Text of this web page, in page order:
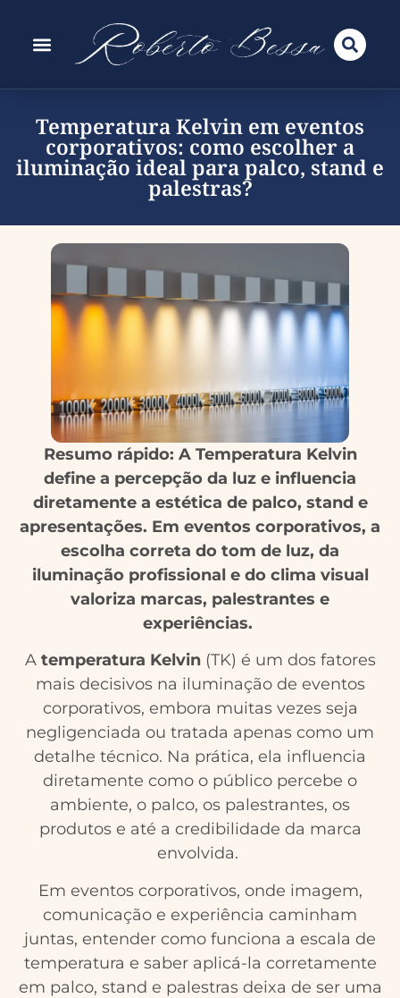
Temperatura Kelvin em eventos
corporativos: como escolher a
iluminação ideal para palco, stand e
palestras?
Resumo rápido: A Temperatura Kelvin
define a percepção da luz e influencia
diretamente a estética de palco, stand e
apresentações. Em eventos corporativos, a
escolha correta do tom de luz, da
iluminação profissional e do clima visual
valoriza marcas, palestrantes e
experiências.
A temperatura Kelvin(TK) é um dos fatores
mais decisivos na iluminação de eventos
corporativos, embora muitas vezes seja
negligenciada ou tratada apenas como um
detalhe técnico. Na prática, ela influencia
diretamente como o público percebe o
ambiente, o palco, os palestrantes, os
produtos e até a credibilidade da marca
envolvida.
Em eventos corporativos, onde imagem,
comunicação e experiência caminham
juntas, entender como funciona a escala de
temperatura e saber aplicá-la corretamente
em palco, stand e palestras deixa de ser uma